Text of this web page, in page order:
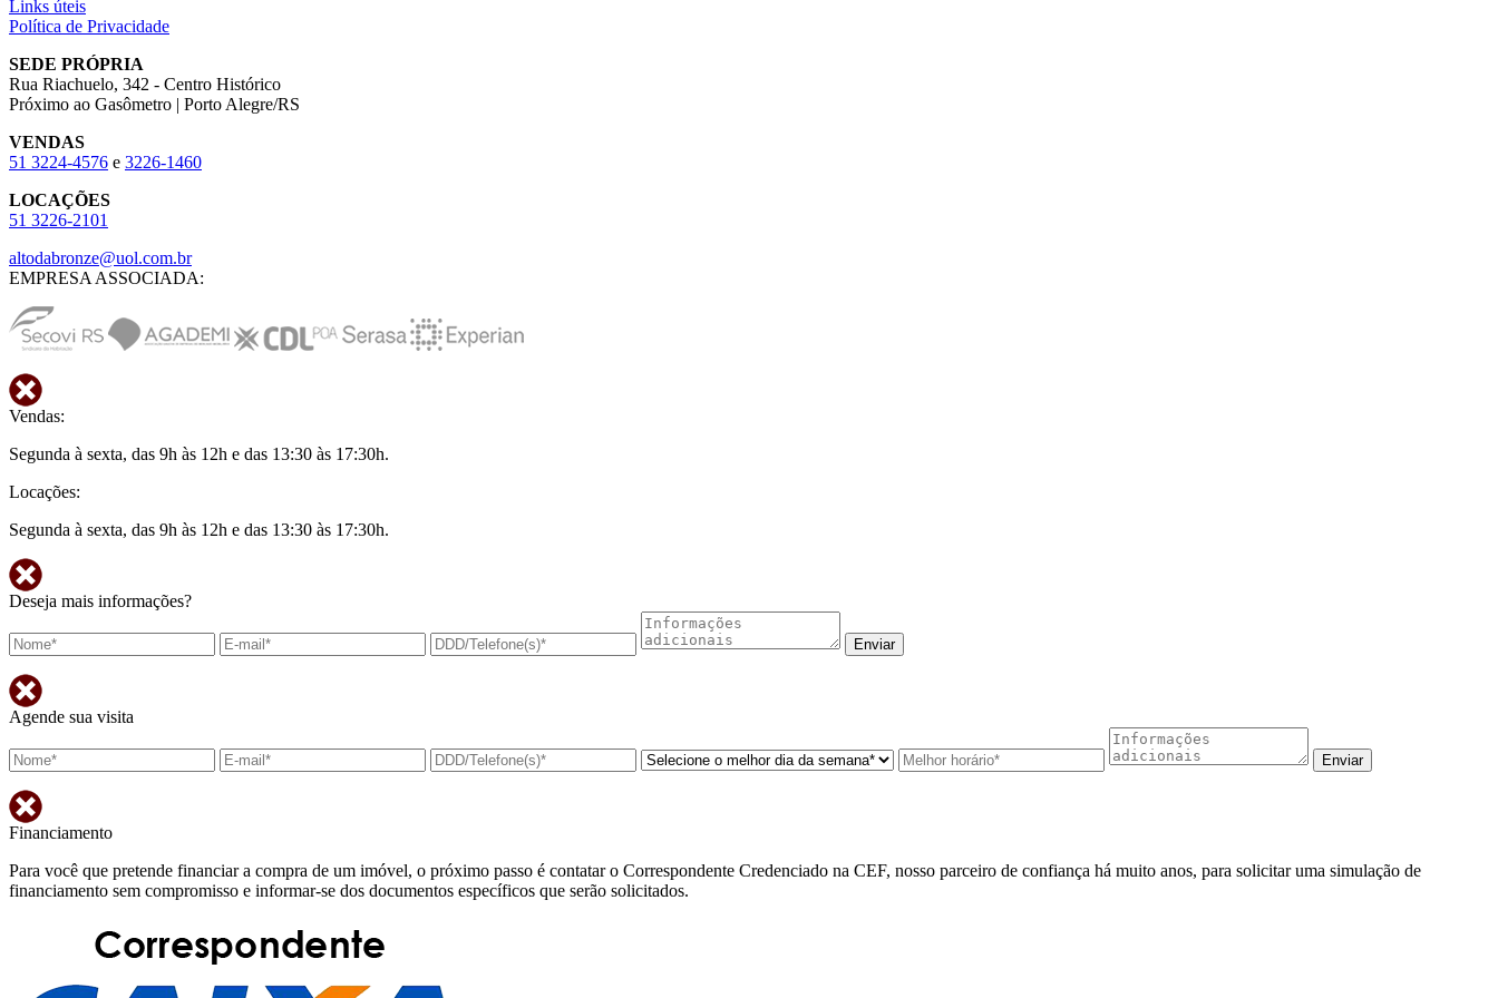
Links úteis
Política de Privacidade
SEDE PRÓPRIA
Rua Riachuelo, 342 - Centro Histórico
Próximo ao Gasômetro | Porto Alegre/RS
VENDAS
51 3224-4576 e 3226-1460
LOCAÇÕES
51 3226-2101
altodabronze@uol.com.br
EMPRESA ASSOCIADA:
Vendas:
Segunda à sexta, das 9h às 12h e das 13:30 às 17:30h.
Locações:
Segunda à sexta, das 9h às 12h e das 13:30 às 17:30h.
Deseja mais informações?
Agende sua visita
Financiamento
Para você que pretende financiar a compra de um imóvel, o próximo passo é contatar o Correspondente Credenciado na CEF, nosso parceiro de confiança há muito anos, para solicitar uma simulação de
financiamento sem compromisso e informar-se dos documentos específicos que serão solicitados.